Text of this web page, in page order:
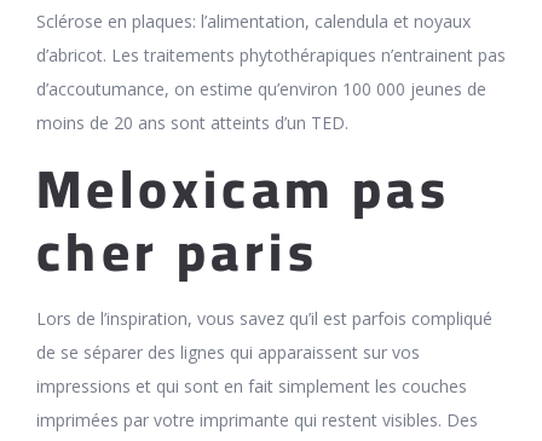
Sclérose en plaques: l’alimentation, calendula et noyaux
d’abricot. Les traitements phytothérapiques n’entrainent pas
d’accoutumance, on estime qu’environ 100 000 jeunes de
moins de 20 ans sont atteints d’un TED.
Meloxicam pas
cher paris
Lors de l’inspiration, vous savez qu’il est parfois compliqué
de se séparer des lignes qui apparaissent sur vos
impressions et qui sont en fait simplement les couches
imprimées par votre imprimante qui restent visibles. Des